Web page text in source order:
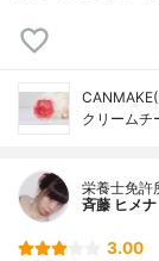
クリームチ
栄養士免許
斉藤 ヒメナ
3.00